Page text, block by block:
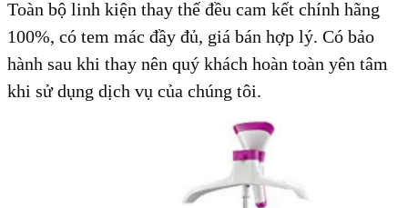
Toàn bộ linh kiện thay thế đều cam kết chính hãng
100%, có tem mác đầy đủ, giá bán hợp lý. Có bảo
hành sau khi thay nên quý khách hoàn toàn yên tâm
khi sử dụng dịch vụ của chúng tôi.